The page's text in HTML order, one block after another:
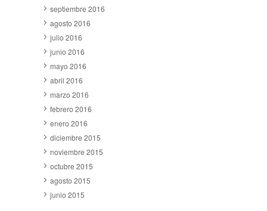
septiembre 2016
agosto 2016
julio 2016
junio 2016
mayo 2016
abril 2016
marzo 2016
febrero 2016
enero 2016
diciembre 2015
noviembre 2015
octubre 2015
agosto 2015
junio 2015